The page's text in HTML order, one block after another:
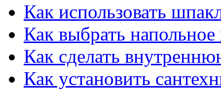
Как использовать
Как выбрать
Как сделать
Как установить